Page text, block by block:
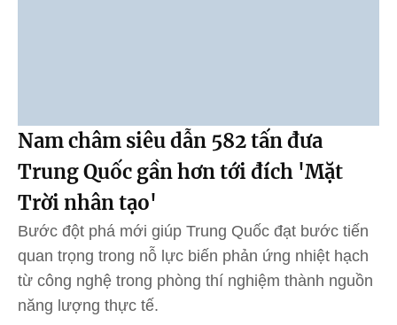
Nam châm siêu dẫn 582 tấn đưa
Trung Quốc gần hơn tới đích 'Mặt
Trời nhân tạo'
Bước đột phá mới giúp Trung Quốc đạt bước tiến
quan trọng trong nỗ lực biến phản ứng nhiệt hạch
từ công nghệ trong phòng thí nghiệm thành nguồn
năng lượng thực tế.